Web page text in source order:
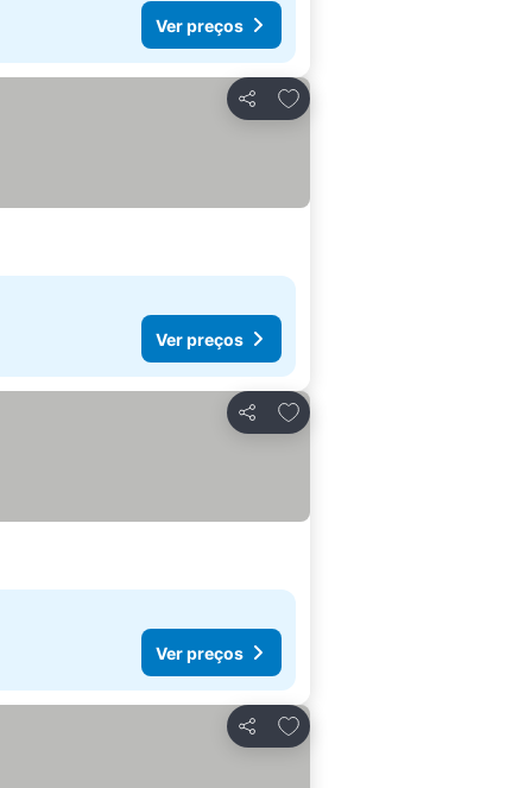
Ver preços
Partilhar
Adicionar aos favoritos
Ver preços
Partilhar
Adicionar aos favoritos
Ver preços
Partilhar
Adicionar aos favoritos